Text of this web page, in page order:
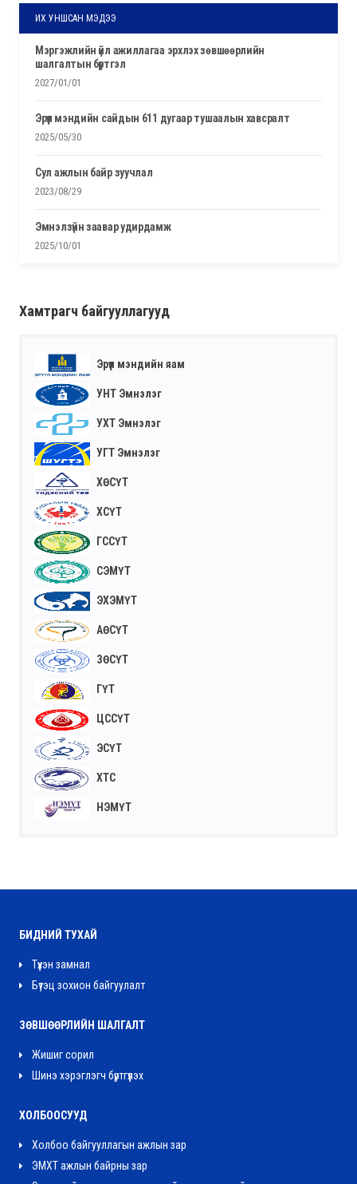
ИХ УНШСАН МЭДЭЭ
мэргэжлийн үйл ажиллагаа эрхлэх зөвшөөрлийн
шалгалтын бүртгэл
2027/01/01
эрүүл мэндийн сайдын 611 дугаар тушаалын хавсралт
2025/05/30
сул ажлын байр зуучлал
2023/08/29
эмнэлзүйн заавар удирдамж
2025/10/01
Хамтрагч байгууллагууд
Эрүүл мэндийн яам
УНТ Эмнэлэг
УХТ Эмнэлэг
УГТ Эмнэлэг
ХӨСҮТ
ХСҮТ
ГССҮТ
СЭМҮТ
ЭХЭМҮТ
АӨСҮТ
ЗӨСҮТ
ГҮТ
ЦССҮТ
ЭСҮТ
ХТС
НЭМҮТ
БИДНИЙ ТУХАЙ
Түүхэн замнал
Бүтэц зохион байгуулалт
ЗӨВШӨӨРЛИЙН ШАЛГАЛТ
Жишиг сорил
Шинэ хэрэглэгч бүртгүүлэх
ХОЛБООСУУД
Холбоо байгууллагын ажлын зар
ЭМХТ ажлын байрны зар